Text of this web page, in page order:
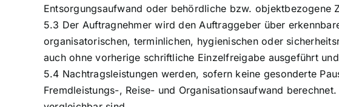
Entsorgungsaufwand oder behördliche bzw. objektbezogene
5.3 Der Auftragnehmer wird den Auftraggeber über
organisatorischen, terminlichen, hygienischen oder
auch ohne vorherige schriftliche Einzelfreigabe ausgeführt
5.4 Nachtragsleistungen werden, sofern keine gesonderte
Fremdleistungs-, Reise- und Organisationsaufwand